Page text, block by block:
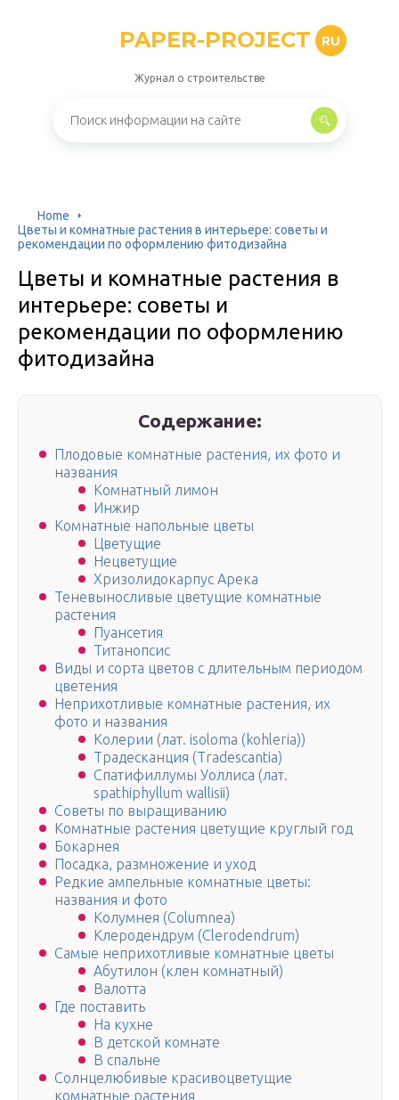
PAPER-PROJECT RU
Журнал о строительстве
Home
Цветы и комнатные растения в интерьере: советы и
рекомендации по оформлению фитодизайна
Цветы и комнатные растения в
интерьере: советы и
рекомендации по оформлению
фитодизайна
Содержание:
Плодовые комнатные растения, их фото и
названия
Комнатный лимон
Инжир
Комнатные напольные цветы
Цветущие
Нецветущие
Хризолидокарпус Арека
Теневыносливые цветущие комнатные
растения
Пуансетия
Титанопсис
Виды и сорта цветов с длительным периодом
цветения
Неприхотливые комнатные растения, их
фото и названия
Колерии (лат. isoloma (kohleria))
Традесканция (Tradescantia)
Спатифиллумы Уоллиса (лат.
spathiphyllum wallisii)
Советы по выращиванию
Комнатные растения цветущие круглый год
Бокарнея
Посадка, размножение и уход
Редкие ампельные комнатные цветы:
названия и фото
Колумнея (Columnea)
Клеродендрум (Clerodendrum)
Самые неприхотливые комнатные цветы
Абутилон (клен комнатный)
Валотта
Где поставить
На кухне
В детской комнате
В спальне
Солнцелюбивые красивоцветущие
комнатные растения